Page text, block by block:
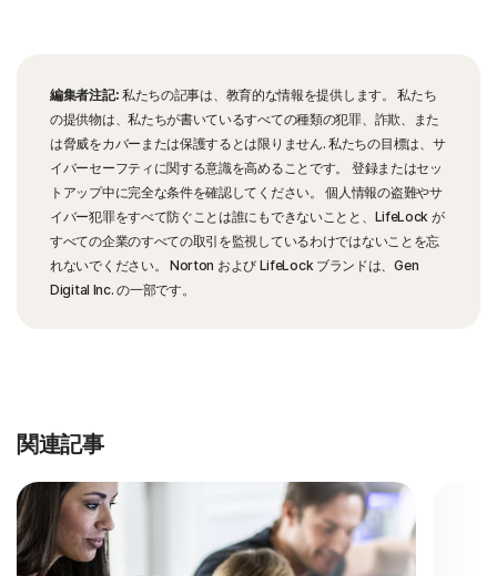
編集者注記: 私たちの記事は、教育的な情報を提供します。 私たち
の提供物は、私たちが書いているすべての種類の犯罪、詐欺、また
は脅威をカバーまたは保護するとは限りません. 私たちの目標は、サ
イバーセーフティに関する意識を高めることです。 登録またはセッ
トアップ中に完全な条件を確認してください。 個人情報の盗難やサ
イバー犯罪をすべて防ぐことは誰にもできないことと、LifeLock が
すべての企業のすべての取引を監視しているわけではないことを忘
れないでください。 Norton および LifeLock ブランドは、Gen
Digital Inc. の一部です。
関連記事